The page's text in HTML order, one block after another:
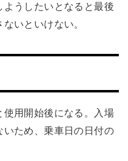
ようしたいとなると最後
いといけない。
用開始後になる。入場
ため、乗車日の日付の